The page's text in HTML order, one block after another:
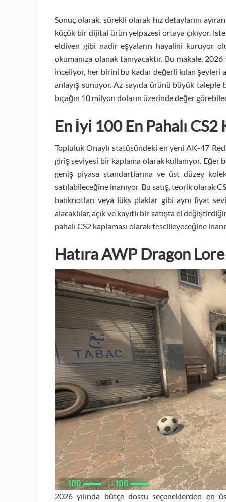
Sonuç olarak, sürekli olarak hız detaylarını
küçük bir dijital ürün yelpazesi ortaya çıkıyor.
eldiven gibi nadir eşyaların hayalini kuruyor
okumanıza olanak tanıyacaktır. Bu makale, 2026
inceliyor, her birini bu kadar değerli kılan şeyleri
anlayış sunuyor. Az sayıda ürünü büyük
bıçağın 10 milyon doların üzerinde değer
En İyi 100 En Pahalı
Topluluk Onaylı statüsündeki en yeni AK-47
giriş seviyesi bir kaplama olarak kullanıyor. Eğer
geniş piyasa standartlarına ve üst düzey
satılabileceğine inanıyor. Bu satış, teorik olarak
banknotları veya lüks plaklar gibi aynı fiyat
alacaklılar, açık ve kayıtlı bir satışta el
pahalı CS2 kaplaması olarak tescilleyeceğine
Hatıra AWP Dragon
2026 yılında bütçe dostu seçeneklerden en